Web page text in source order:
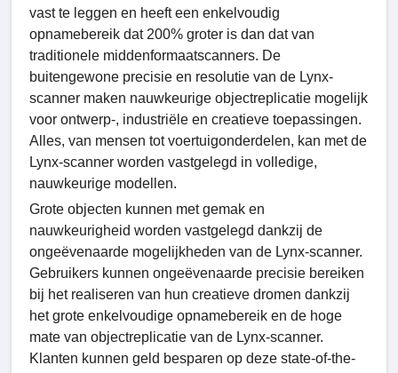
vast te leggen en heeft een enkelvoudig
opnamebereik dat 200% groter is dan dat van
traditionele middenformaatscanners. De
buitengewone precisie en resolutie van de Lynx-
scanner maken nauwkeurige objectreplicatie mogelijk
voor ontwerp-, industriële en creatieve toepassingen.
Alles, van mensen tot voertuigonderdelen, kan met de
Lynx-scanner worden vastgelegd in volledige,
nauwkeurige modellen.
Grote objecten kunnen met gemak en
nauwkeurigheid worden vastgelegd dankzij de
ongeëvenaarde mogelijkheden van de Lynx-scanner.
Gebruikers kunnen ongeëvenaarde precisie bereiken
bij het realiseren van hun creatieve dromen dankzij
het grote enkelvoudige opnamebereik en de hoge
mate van objectreplicatie van de Lynx-scanner.
Klanten kunnen geld besparen op deze state-of-the-